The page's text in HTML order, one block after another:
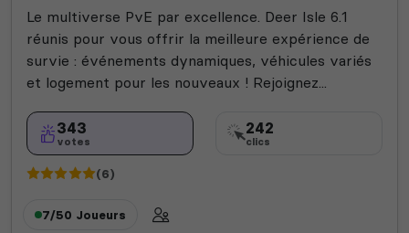
Le multiverse PvE par excellence. Deer Isle 6.1
réunis pour vous offrir la meilleure expérience de
survie : événements dynamiques, véhicules variés
et logement pour les nouveaux ! Rejoignez...
343
votes
242
clics
(6)
7/50 Joueurs